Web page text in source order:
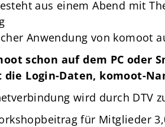
aus einem Abend mit
Anwendung von komoot
schon auf dem PC
die Login-Daten, komoot-
wird durch DTV
für Mitglieder